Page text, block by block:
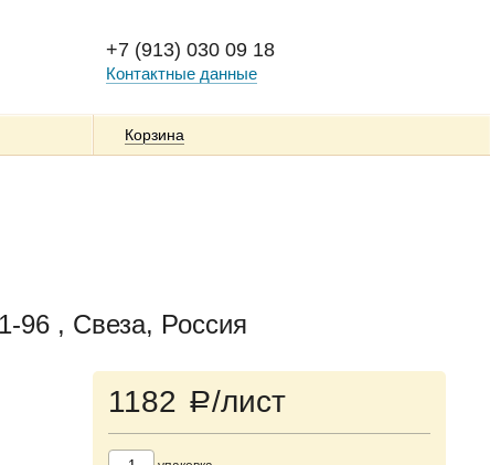
+7 (913) 030 09 18
Контактные данные
Корзина
96 , Свеза, Россия
1182 a/лист